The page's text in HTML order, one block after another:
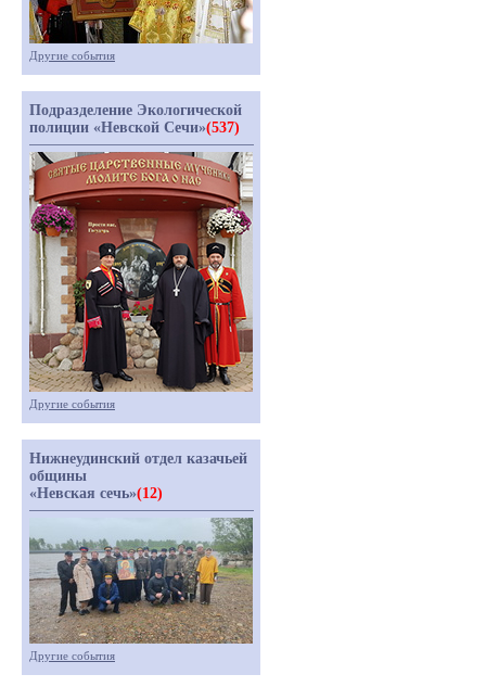
Другие события
Подразделение Экологической
полиции «Невской Сечи»(537)
Другие события
Нижнеудинский отдел казачьей
общины
«Невская сечь»(12)
Другие события